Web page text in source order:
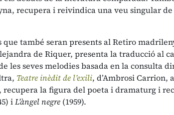
recupera i reivindica una veu singular
també seran presents al Retiro
de Riquer, presenta la traducció al
les seves melodies basada en la consulta
Teatre inèdit de l’exili, d’Ambrosi Carrion,
la figura del poeta i dramaturg i
iL’àngel negre (1959).